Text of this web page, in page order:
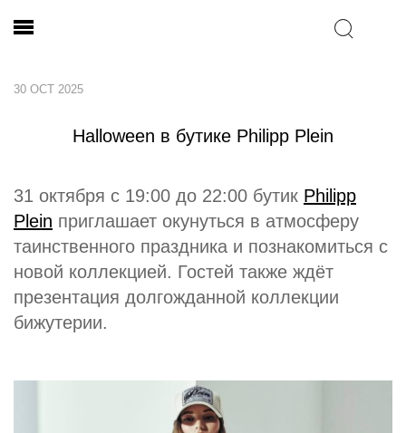
30 OCT 2025
Halloween в бутике Philipp Plein
31 октября с 19:00 до 22:00 бутик Philipp
Plein приглашает окунуться в атмосферу
таинственного праздника и познакомиться с
новой коллекцией. Гостей также ждёт
презентация долгожданной коллекции
бижутерии.